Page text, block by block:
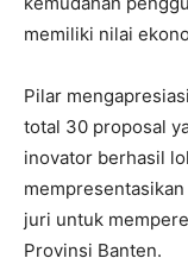
memiliki nilai
Pilar
total 30 proposal
inovator berhasil
juri untuk
Provinsi Banten.